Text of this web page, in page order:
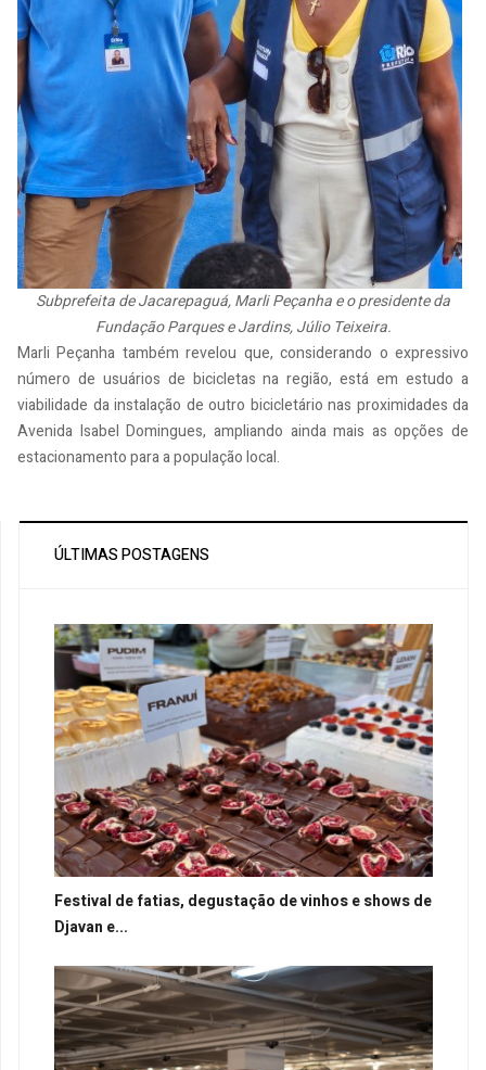
Subprefeita de Jacarepaguá, Marli Peçanha e o presidente da
Fundação Parques e Jardins, Júlio Teixeira.
Marli Peçanha também revelou que, considerando o expressivo
número de usuários de bicicletas na região, está em estudo a
viabilidade da instalação de outro bicicletário nas proximidades da
Avenida Isabel Domingues, ampliando ainda mais as opções de
estacionamento para a população local.
ÚLTIMAS POSTAGENS
Festival de fatias, degustação de vinhos e shows de
Djavan e...